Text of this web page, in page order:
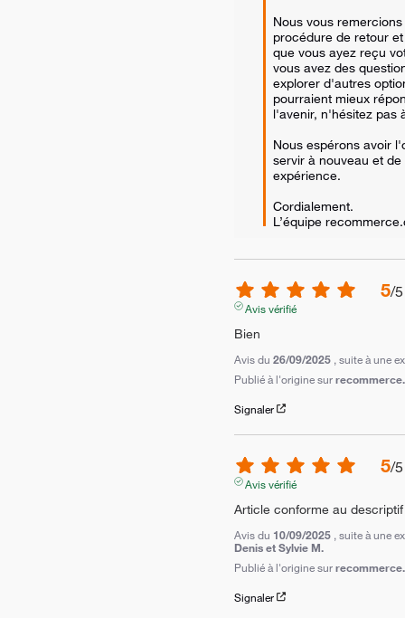
Nous vous
procédure de retour
que vous ayez reçu
vous avez des
explorer d'autres
pourraient mieux
l'avenir, n'hésitez pas
Nous espérons avoir
servir à nouveau et
expérience.
Cordialement.
L’équipe
5/5
Avis vérifié
Bien
Avis du 26/09/2025 , suite à une
Publié à l'origine sur
Signaler
5/5
Avis vérifié
Article conforme au descriptif
Avis du 10/09/2025 , suite à une
Denis et Sylvie M.
Publié à l'origine sur
Signaler